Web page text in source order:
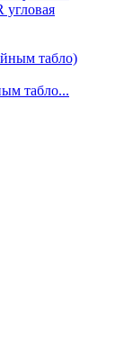
угловая
табло...